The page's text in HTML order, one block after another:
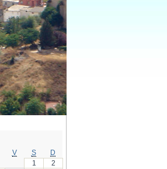
V S
D
1
2